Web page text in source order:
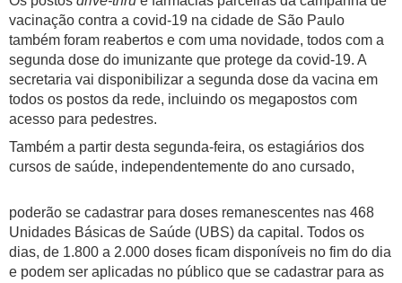
vacinação contra a covid-19 na cidade de São Paulo
também foram reabertos e com uma novidade, todos com a
segunda dose do imunizante que protege da covid-19. A
secretaria vai disponibilizar a segunda dose da vacina em
todos os postos da rede, incluindo os megapostos com
acesso para pedestres.
Também a partir desta segunda-feira, os estagiários dos
cursos de saúde, independentemente do ano cursado,
poderão se cadastrar para doses remanescentes nas 468
Unidades Básicas de Saúde (UBS) da capital. Todos os
dias, de 1.800 a 2.000 doses ficam disponíveis no fim do dia
e podem ser aplicadas no público que se cadastrar para as